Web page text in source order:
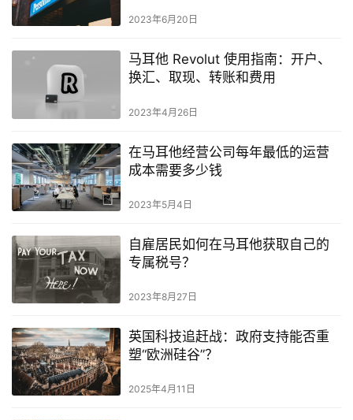
2023年6月20日
马耳他 Revolut 使用指南：开户、
换汇、取现、转账和费用
2023年4月26日
在马耳他经营公司每年最低的运营
成本需要多少钱
2023年5月4日
自雇居民如何在马耳他获取自己的
专属税号？
2023年8月27日
英国科技追赶战：政府支持能否重
塑“欧洲硅谷”？
2025年4月11日